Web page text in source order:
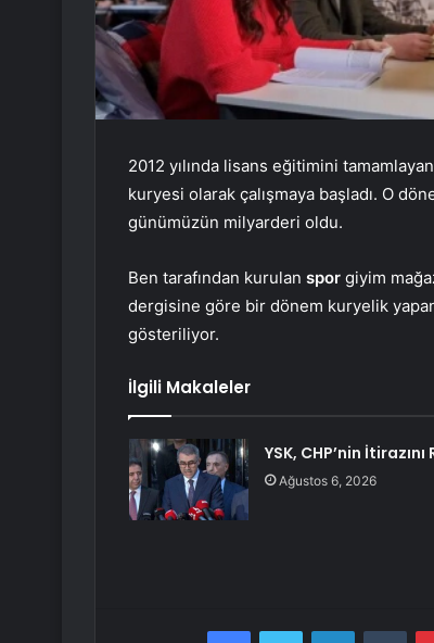
2012 yılında lisans eğitimini
kuryesi olarak çalışmaya başladı. O
günümüzün milyarderi oldu.
Ben tarafından kurulan spor giyim
dergisine göre bir dönem kuryelik
gösteriliyor.
İlgili Makaleler
YSK, CHP’nin
Ağustos 6, 2026
FacebookTwitter LinkedIn